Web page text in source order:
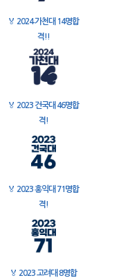
🏅 2024 가천대 14명합
격!!
🏅 2023 건국대 46명합
격!
🏅 2023 홍익대 71명합
격!
🏅 2023 고려대 8명합